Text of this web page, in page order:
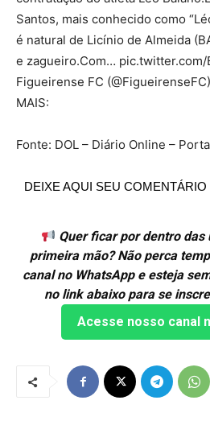
Santos, mais conhecido como
é natural de Licínio de Almeida
e zagueiro.Com…
Figueirense FC
MAIS:
Fonte: DOL – Diário Online –
DEIXE AQUI SEU COMENTÁRIO
Quer ficar por dentro
primeira mão? Não perca
canal no WhatsApp e esteja
no link abaixo para se
Acesse nosso canal